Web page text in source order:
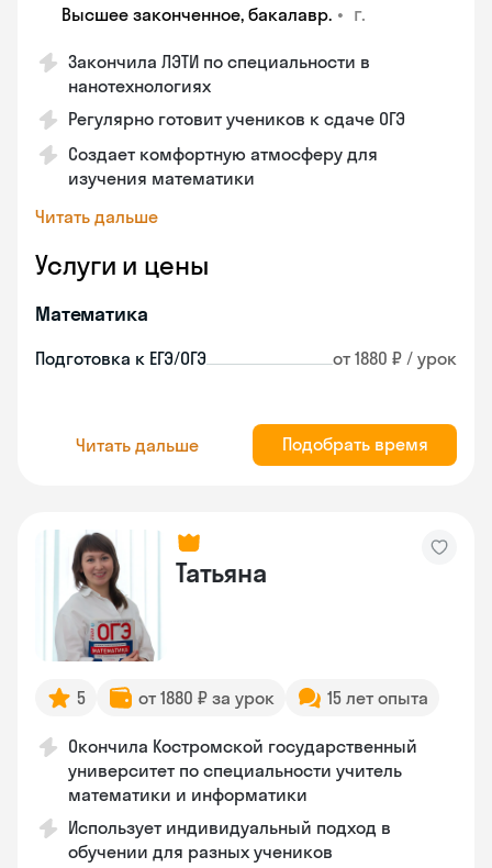
Высшее законченное, бакалавр. • г.
Закончила ЛЭТИ по специальности в
нанотехнологиях
Регулярно готовит учеников к сдаче ОГЭ
Создает комфортную атмосферу для
изучения математики
Читать дальше
Услуги и цены
Математика
Подготовка к ЕГЭ/ОГЭ от 1880 ₽ / урок
Читать дальше Подобрать время
Татьяна
5 от 1880 ₽ за урок 15 лет опыта
Окончила Костромской государственный
университет по специальности учитель
математики и информатики
Использует индивидуальный подход в
обучении для разных учеников